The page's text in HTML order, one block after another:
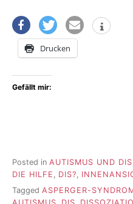
Drucken
Gefällt mir:
Posted in AUTISMUS UND DIS
DIE HILFE
DIS?
Tagged ASPERGER-